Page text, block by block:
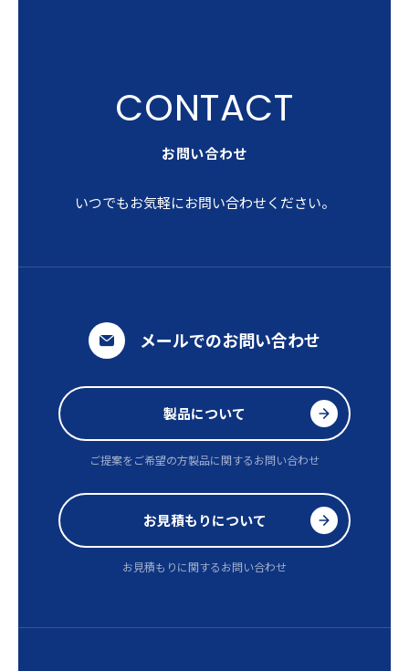
お問い合わせ
いつでもお気軽にお問い合わせください。
メールでのお問い合わせ
製品について
ご提案をご希望の方製品に関するお問い合わせ
お見積もりについて
お見積もりに関するお問い合わせ